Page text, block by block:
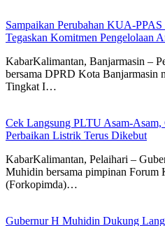
Sampaikan Perubahan KUA-
Tegaskan Komitmen Pengelolaan
KabarKalimantan, Banjarmasin –
bersama DPRD Kota Banjarmasin
Tingkat I…
Cek Langsung PLTU Asam-
Perbaikan Listrik Terus Dikebut
KabarKalimantan, Pelaihari –
Muhidin bersama pimpinan Forum
(Forkopimda)…
Gubernur H Muhidin Dukung